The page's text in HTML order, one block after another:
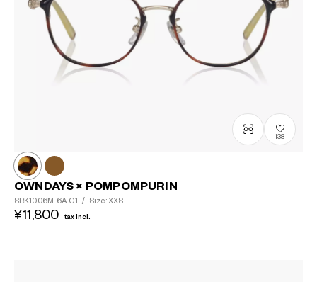
138
OWNDAYS × POMPOMPURIN
SRK1006M-6A C1 / Size: XXS
¥11,800 tax incl.